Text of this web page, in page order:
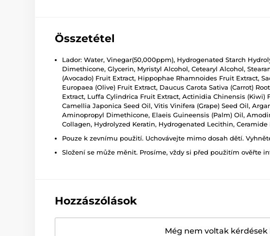
Összetétel
Lador: Water, Vinegar(50,000ppm), Hydrogenated Starch
Dimethicone, Glycerin, Myristyl Alcohol, Cetearyl Alcohol,
(Avocado) Fruit Extract, Hippophae Rhamnoides Fruit Extract,
Europaea (Olive) Fruit Extract, Daucus Carota Sativa (Carrot)
Extract, Luffa Cylindrica Fruit Extract, Actinidia Chinensis (Kiwi)
Camellia Japonica Seed Oil, Vitis Vinifera (Grape) Seed Oil,
Aminopropyl Dimethicone, Elaeis Guineensis (Palm) Oil,
Collagen, Hydrolyzed Keratin, Hydrogenated Lecithin,
Pouze k zevnímu použití. Uchovávejte mimo dosah dětí.
Složení se může měnit. Prosíme, vždy si před použitím ověřte
Hozzászólások
Még nem voltak kérdések